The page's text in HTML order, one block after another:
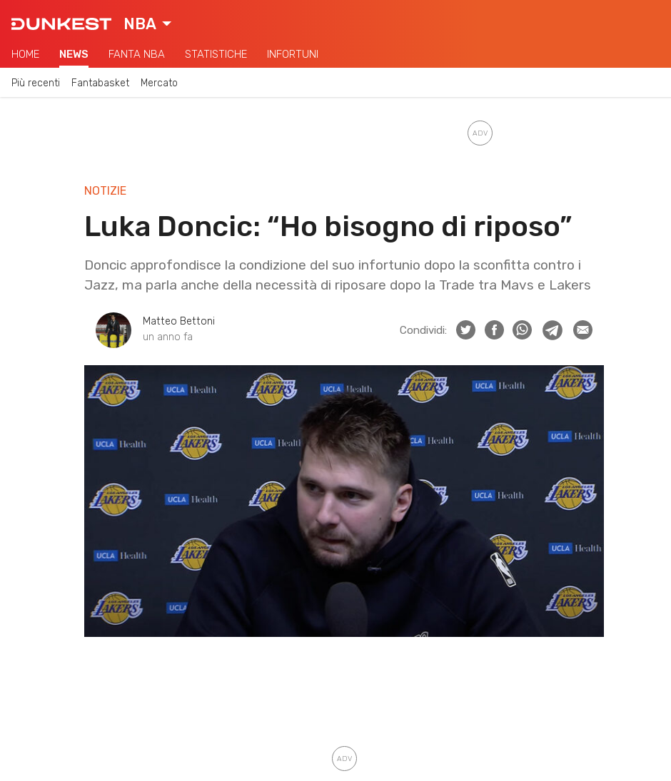
NBA
HOME NEWS FANTA NBA STATISTICHE INFORTUNI
Più recenti Fantabasket Mercato
NOTIZIE
Luka Doncic: “Ho bisogno di riposo”
Doncic approfondisce la condizione del suo infortunio dopo la sconfitta contro i
Jazz, ma parla anche della necessità di riposare dopo la Trade tra Mavs e Lakers
Matteo Bettoni
un anno fa
Condividi: